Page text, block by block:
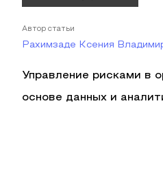
Автор статьи
Рахимзаде Ксения
Управление рисками в
основе данных и